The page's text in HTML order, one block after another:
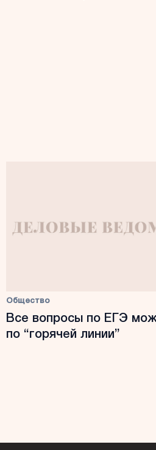
Общество
Все вопросы по ЕГЭ
по “горячей линии”